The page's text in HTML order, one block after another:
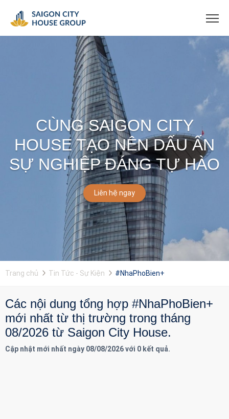
CÙNG SAIGON CITY
HOUSE TẠO NÊN DẤU ẤN
SỰ NGHIỆP ĐÁNG TỰ HÀO
Liên hệ ngay
Trang chủ Tin Tức - Sự Kiện #NhaPhoBien+
Các nội dung tổng hợp #NhaPhoBien+
mới nhất từ thị trường trong tháng
08/2026 từ Saigon City House.
Cập nhật mới nhất ngày 08/08/2026 với 0 kết quả.